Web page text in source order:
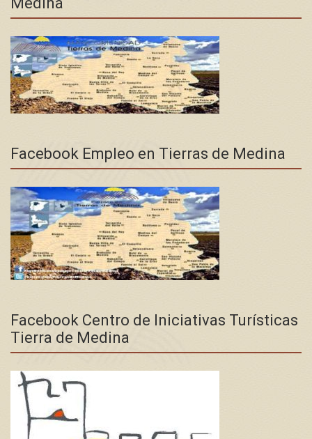
Facebook Empleo en Tierras de Medina
Facebook Centro de Iniciativas Turísticas
Tierra de Medina